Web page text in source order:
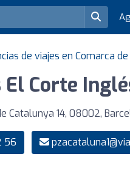
de viajes en Comarca
El Corte
Catalunya 14, 08002,
56